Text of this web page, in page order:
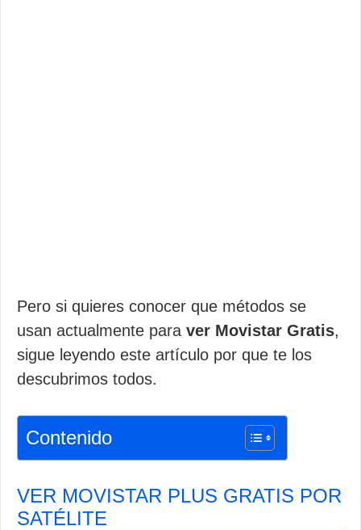
Pero si quieres conocer que métodos se
usan actualmente para ver Movistar Gratis,
sigue leyendo este artículo por que te los
descubrimos todos.
Contenido
VER MOVISTAR PLUS GRATIS POR
SATÉLITE